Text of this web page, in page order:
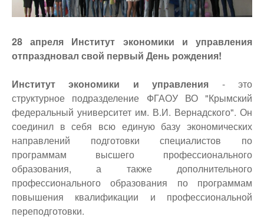
28 апреля Институт экономики и управления
отпраздновал свой первый День рождения!
Институт экономики и управления - это
структурное подразделение ФГАОУ ВО "Крымский
федеральный университет им. В.И. Вернадского". Он
соединил в себя всю единую базу экономических
направлений подготовки специалистов по
программам высшего профессионального
образования, а также дополнительного
профессионального образования по программам
повышения квалификации и профессиональной
переподготовки.